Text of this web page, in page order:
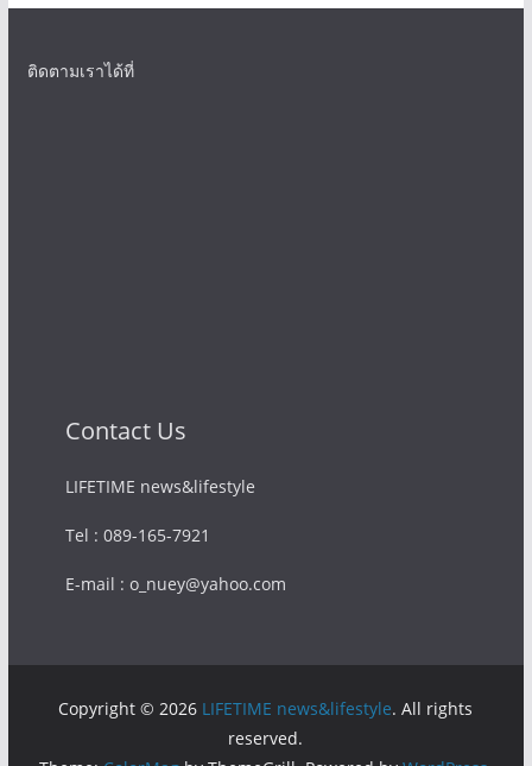
ติดตามเราได้ที่
Contact Us
LIFETIME news&lifestyle
Tel : 089-165-7921
E-mail : o_nuey@yahoo.com
Copyright © 2026 LIFETIME news&lifestyle. All rights
reserved.